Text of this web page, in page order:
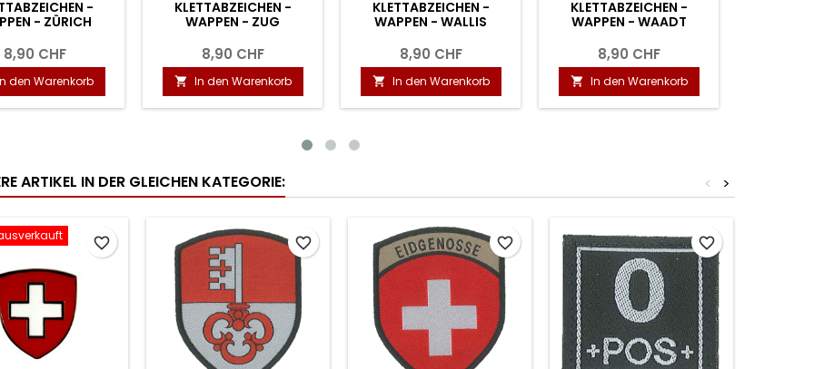
KLETTABZEICHEN -
WAPPEN - URI
 In den Warenkorb
KLETTABZEICHEN -
WAPPEN - TESSIN
 In den Warenkorb
KLETTABZEICHEN -
WAPPEN - THURGAU
 In den Warenkorb
KLETTABZEICHEN -
WAPPEN - SCHWYZ
 In den Warenkorb
ARTIKEL IN DER GLEICHEN KATEGORIE: >
<
favorite_border favorite_border favorite_border favorite_border